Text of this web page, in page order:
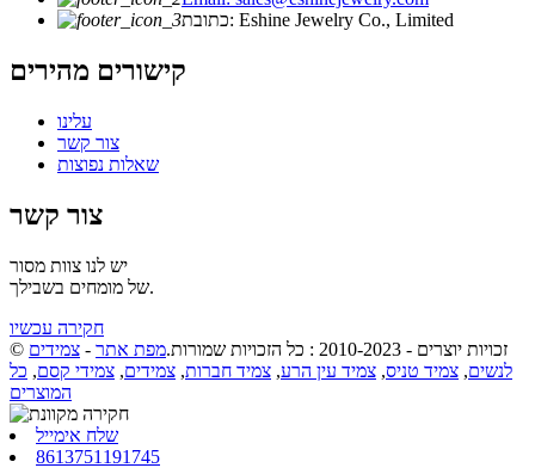
כתובת: Eshine Jewelry Co., Limited
קישורים מהירים
עלינו
צור קשר
שאלות נפוצות
צור קשר
יש לנו צוות מסור
של מומחים בשבילך.
חקירה עכשיו
© זכויות יוצרים - 2010-2023 : כל הזכויות שמורות.
מפת אתר - צמידים
לנשים, צמיד טניס, צמיד עין הרע, צמיד חברות, צמידים, צמידי קסם, כל
המוצרים
שלח אימייל
8613751191745